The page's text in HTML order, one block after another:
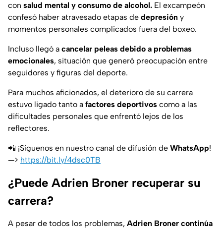
con salud mental y consumo de alcohol. El excampeón
confesó haber atravesado etapas de depresión y
momentos personales complicados fuera del boxeo.
Incluso llegó a cancelar peleas debido a problemas
emocionales, situación que generó preocupación entre
seguidores y figuras del deporte.
Para muchos aficionados, el deterioro de su carrera
estuvo ligado tanto a factores deportivos como a las
dificultades personales que enfrentó lejos de los
reflectores.
📲 ¡Síguenos en nuestro canal de difusión de WhatsApp!
—> https://bit.ly/4dsc0TB
¿Puede Adrien Broner recuperar su
carrera?
A pesar de todos los problemas, Adrien Broner continúa